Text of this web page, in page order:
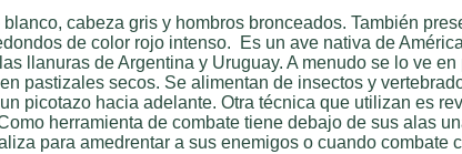
cabeza gris y hombros bronceados. También
de color rojo intenso. Es un ave nativa de
llanuras de Argentina y Uruguay. A menudo se lo ve
pastizales secos. Se alimentan de insectos y
picotazo hacia adelante. Otra técnica que utilizan es
herramienta de combate tiene debajo de sus alas
para amedrentar a sus enemigos o cuando combate